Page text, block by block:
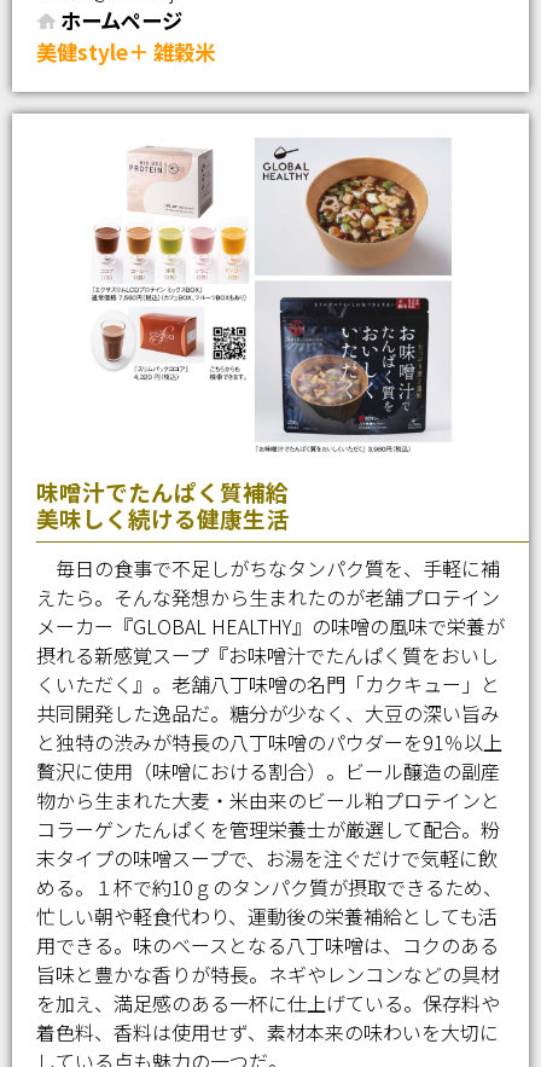
ホームページ
美健style＋ 雑穀米
味噌汁でたんぱく質補給
美味しく続ける健康生活
毎日の食事で不足しがちなタンパク質を、手軽に補
えたら。そんな発想から生まれたのが老舗プロテイン
メーカー『GLOBAL HEALTHY』の味噌の風味で栄養が
摂れる新感覚スープ『お味噌汁でたんぱく質をおいし
くいただく』。老舗八丁味噌の名門「カクキュー」と
共同開発した逸品だ。糖分が少なく、大豆の深い旨み
と独特の渋みが特長の八丁味噌のパウダーを91％以上
贅沢に使用（味噌における割合）。ビール醸造の副産
物から生まれた大麦・米由来のビール粕プロテインと
コラーゲンたんぱくを管理栄養士が厳選して配合。粉
末タイプの味噌スープで、お湯を注ぐだけで気軽に飲
める。１杯で約10ｇのタンパク質が摂取できるため、
忙しい朝や軽食代わり、運動後の栄養補給としても活
用できる。味のベースとなる八丁味噌は、コクのある
旨味と豊かな香りが特長。ネギやレンコンなどの具材
を加え、満足感のある一杯に仕上げている。保存料や
着色料、香料は使用せず、素材本来の味わいを大切に
している点も魅力の一つだ。